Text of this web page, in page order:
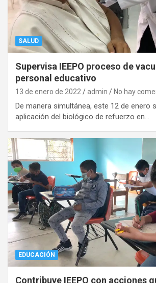
SALUD
Supervisa IEEPO proceso de
personal educativo
13 de enero de 2022 admin No hay
De manera simultánea, este 12 de enero
aplicación del biológico de refuerzo en…
EDUCACIÓN
Contribuye IEEPO con acciones